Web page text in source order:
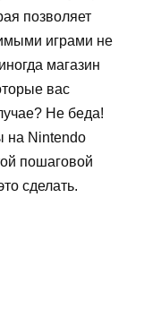
позволяет
играми не
магазин
вас
Не беда!
на Nintendo
пошаговой
сделать.